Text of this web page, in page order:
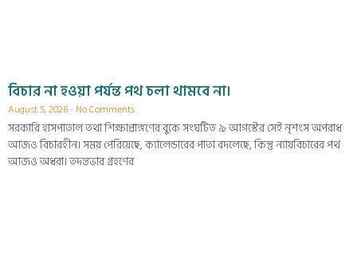
বিচার না হওয়া পর্যন্ত পথ চলা থামবে না।
August 5, 2026 No Comments
সরকারি হাসপাতাল তথা শিক্ষাপ্রাঙ্গণের বুকে সংঘটিত ৯ আগস্টের সেই নৃশংস অপরাধ
আজও বিচারহীন। সময় পেরিয়েছে, ক্যালেন্ডারের পাতা বদলেছে, কিন্তু ন্যায়বিচারের পথ
আজও অধরা। তদন্তভার গ্রহণের